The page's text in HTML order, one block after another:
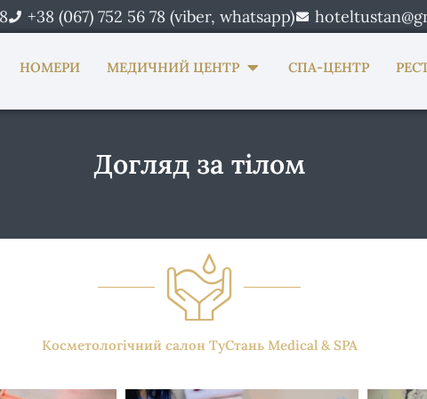
+38 (067) 752 56 78 (viber, whatsapp)
Про нас
НОМЕРИ МЕДИЧНИЙ ЦЕНТР Open Медичний центр
СПА-ЦЕНТР
Догляд за тілом
Косметологічний салон ТуСтань Medical & SPA